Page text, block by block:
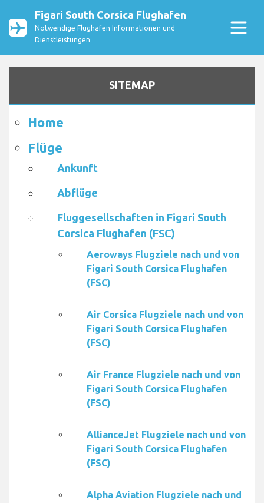
Figari South Corsica Flughafen
Notwendige Flughafen Informationen und
Dienstleistungen
SITEMAP
Home
Flüge
Ankunft
Abflüge
Fluggesellschaften in Figari South
Corsica Flughafen (FSC)
Aeroways Flugziele nach und von
Figari South Corsica Flughafen
(FSC)
Air Corsica Flugziele nach und von
Figari South Corsica Flughafen
(FSC)
Air France Flugziele nach und von
Figari South Corsica Flughafen
(FSC)
AllianceJet Flugziele nach und von
Figari South Corsica Flughafen
(FSC)
Alpha Aviation Flugziele nach und